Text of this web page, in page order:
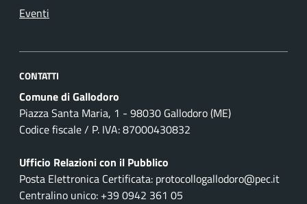
Eventi
CONTATTI
Comune di Gallodoro
Piazza Santa Maria, 1 - 98030 Gallodoro (ME)
Codice fiscale / P. IVA: 87000430832
Ufficio Relazioni con il Pubblico
Posta Elettronica Certificata: protocollogallodoro@pec.it
Centralino unico: +39 0942 361 05